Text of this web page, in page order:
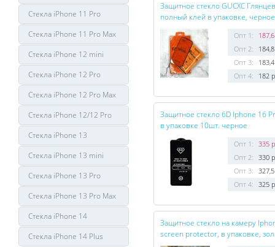
Стекла iPhone 11 Pro
Стекла iPhone 11 Pro Max
Стекла iPhone 12 mini
Стекла iPhone 12 Pro
Стекла iPhone 12 Pro Max
Стекла iPhone 12/12 Pro
Стекла iPhone 13
Стекла iPhone 13 mini
Стекла iPhone 13 Pro
Стекла iPhone 13 Pro Max
Стекла iPhone 14
Стекла iPhone 14 Plus
Защитное стекло GUCXC
полный клей в упаковке, черное
Опт 1:
Опт 2:
Опт 3:
Опт 4:
182
Защитное стекло 6D Iphone 16
в упаковке 10шт. черное
Опт 1: 335
Опт 2: 330
Опт 3:
Опт 4: 325
Защитное стекло на камеру
screen protector, в упаковке,